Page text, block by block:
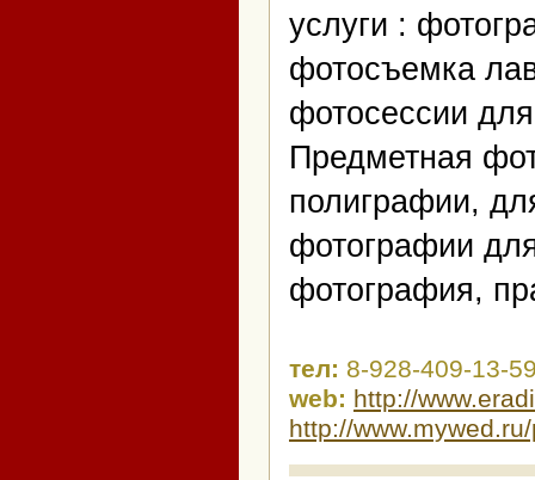
услуги :
фотосъемка
фотосессии
Предметная
полиграфии,
фотографии
фотография,
тел: 8-928-409-13-
web: http://
http://